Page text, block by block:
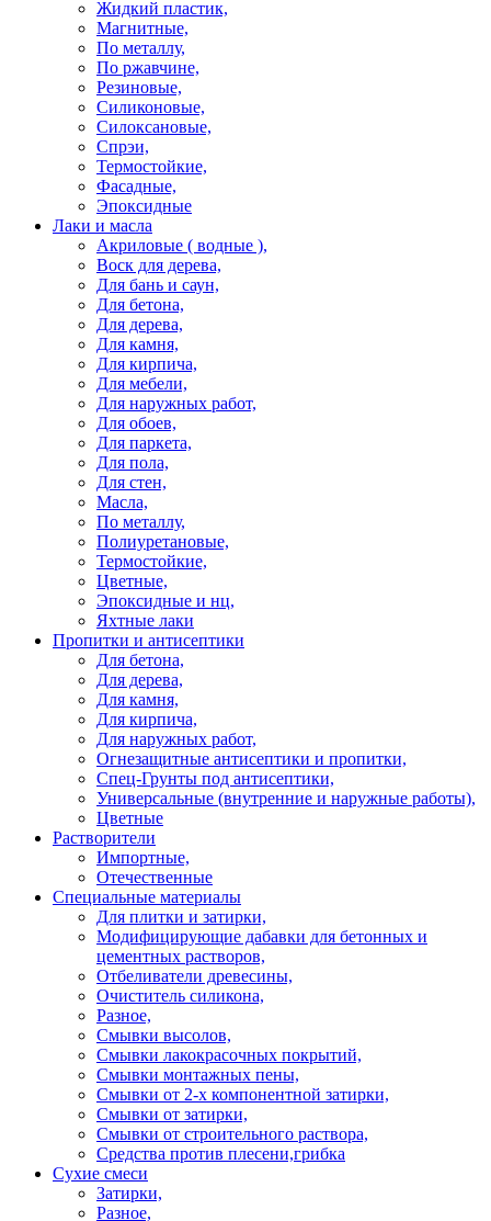
Жидкий пластик,
Магнитные,
По металлу,
По ржавчине,
Резиновые,
Силиконовые,
Силоксановые,
Спрэи,
Термостойкие,
Фасадные,
Эпоксидные
Лаки и масла
Акриловые ( водные ),
Воск для дерева,
Для бань и саун,
Для бетона,
Для дерева,
Для камня,
Для кирпича,
Для мебели,
Для наружных работ,
Для обоев,
Для паркета,
Для пола,
Для стен,
Масла,
По металлу,
Полиуретановые,
Термостойкие,
Цветные,
Эпоксидные и нц,
Яхтные лаки
Пропитки и антисептики
Для бетона,
Для дерева,
Для камня,
Для кирпича,
Для наружных работ,
Огнезащитные антисептики и пропитки,
Спец-Грунты под антисептики,
Универсальные (внутренние и наружные работы),
Цветные
Растворители
Импортные,
Отечественные
Специальные материалы
Для плитки и затирки,
Модифицирующие дабавки для бетонных и
цементных растворов,
Отбеливатели древесины,
Очиститель силикона,
Разное,
Смывки высолов,
Смывки лакокрасочных покрытий,
Смывки монтажных пены,
Смывки от 2-х компонентной затирки,
Смывки от затирки,
Смывки от строительного раствора,
Средства против плесени,грибка
Сухие смеси
Затирки,
Разное,